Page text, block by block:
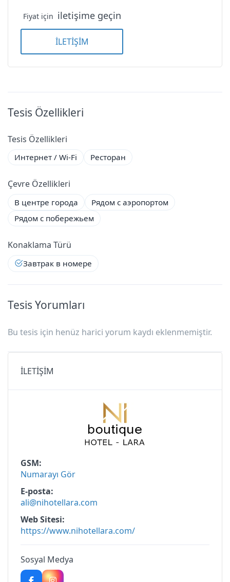
Кондиционер
Мини-бар
Двухместный номер —
Nİ Hotel Lara
TV
Wi-Fi
Душ/туалет
Кондиционер
Мини-бар
Фен для волос
Электронный сейф
Fiyat için iletişime geçin
İLETİŞİM
Tesis Özellikleri
Tesis Özellikleri
Интернет / Wi-Fi Ресторан
Çevre Özellikleri
В центре города
Рядом с аэропортом
Рядом с побережьем
Konaklama Türü
Завтрак в номере
Tesis Yorumları
Bu tesis için henüz harici yorum kaydı eklenmemiştir.
İLETİŞİM
GSM
Numarayı Gör
E-posta
ali@nihotellara.com
Web Sitesi
https://www.nihotellara.com/
Sosyal Medya